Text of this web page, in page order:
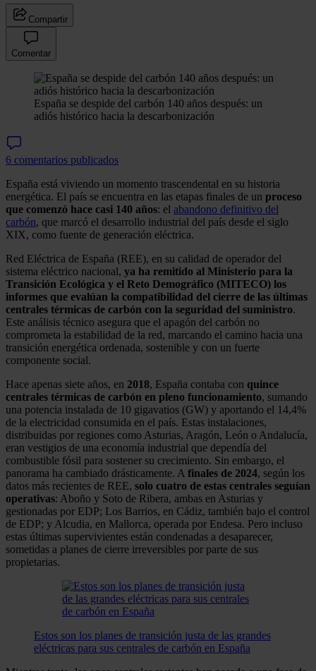
Compartir
Comentar
España se despide del carbón 140 años después: un
adiós histórico hacia la descarbonización
6 comentarios publicados
España está viviendo un momento trascendental en su historia
energética. El país se encuentra en las etapas finales de un proceso
que comenzó hace casi 140 años: el abandono definitivo del
carbón, que marcó el desarrollo industrial del país desde el siglo
XIX, como fuente de generación eléctrica.
Red Eléctrica de España (REE), en su calidad de operador del
sistema eléctrico nacional, ya ha remitido al Ministerio para la
Transición Ecológica y el Reto Demográfico (MITECO) los
informes que evalúan la compatibilidad del cierre de las últimas
centrales térmicas de carbón con la seguridad del suministro.
Este análisis técnico asegura que el apagón del carbón no
comprometa la estabilidad de la red, marcando el camino hacia una
transición energética ordenada, sostenible y con un fuerte
componente social.
Hace apenas siete años, en 2018, España contaba con quince
centrales térmicas de carbón en pleno funcionamiento, sumando
una potencia instalada de 10 gigavatios (GW) y aportando el 14,4%
de la electricidad consumida en el país. Estas instalaciones,
distribuidas por regiones como Asturias, Aragón, León o Andalucía,
eran vestigios de una economía industrial que dependía del
combustible fósil para sostener su crecimiento. Sin embargo, el
panorama ha cambiado drásticamente. A finales de 2024, según los
datos más recientes de REE, solo cuatro de estas centrales seguían
operativas: Aboño y Soto de Ribera, ambas en Asturias y
gestionadas por EDP; Los Barrios, en Cádiz, también bajo el control
de EDP; y Alcudia, en Mallorca, operada por Endesa. Pero incluso
estas últimas supervivientes están condenadas a desaparecer,
sometidas a planes de cierre irreversibles por parte de sus
propietarias.
Estos son los planes de transición justa de las grandes
eléctricas para sus centrales de carbón en España